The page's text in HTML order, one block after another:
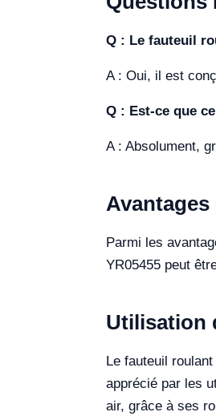
Q : Le fauteuil
A : Oui, il est
Q : Est-ce que
A : Absolument,
Parmi les
YR05455 peut
Utilisation
Le fauteuil
apprécié par les
air, grâce à ses